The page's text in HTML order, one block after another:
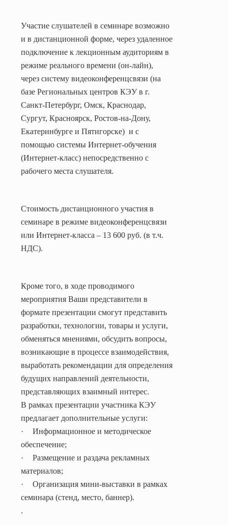
Участие слушателей в семинаре возможно
и в дистанционной форме, через удаленное
подключение к лекционным аудиториям в
режиме реального времени (он-лайн),
через систему видеоконференцсвязи (на
базе Региональных центров КЭУ в г.
Санкт-Петербург, Омск, Краснодар,
Сургут, Красноярск, Ростов-на-Дону,
Екатеринбурге и Пятигорске) и с
помощью системы Интернет-обучения
(Интернет-класс) непосредственно с
рабочего места слушателя.
Стоимость дистанционного участия в
семинаре в режиме видеоконференцсвязи
или Интернет-класса – 13 600 руб. (в т.ч.
НДС).
Кроме того, в ходе проводимого
мероприятия Ваши представители в
формате презентации смогут представить
разработки, технологии, товары и услуги,
обменяться мнениями, обсудить вопросы,
возникающие в процессе взаимодействия,
выработать рекомендации для определения
будущих направлений деятельности,
представляющих взаимный интерес.
В рамках презентации участника КЭУ
предлагает дополнительные услуги:
·
Информационное и методическое
обеспечение;
·
Размещение и раздача рекламных
материалов;
·
Организация мини-выставки в рамках
семинара (стенд, место, баннер).
.